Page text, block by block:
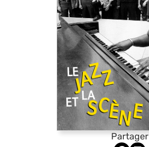
Partager